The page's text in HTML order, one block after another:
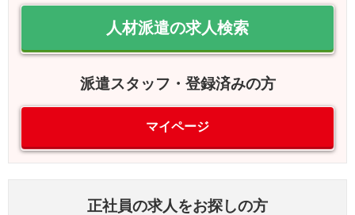
人材派遣の求人検索
派遣スタッフ・登録済みの方
マイページ
正社員の求人をお探しの方